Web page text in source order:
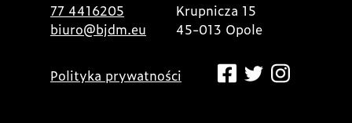
77 4416205
biuro@bjdm.eu
Krupnicza 15
45-013 Opole
Polityka prywatności